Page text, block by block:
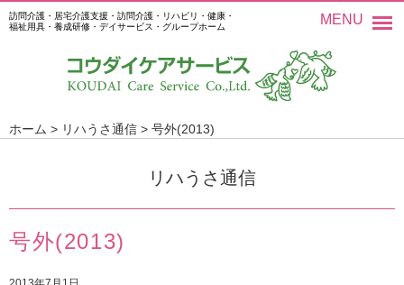
訪問介護・居宅介護支援・訪問介護・リハビリ・健康・
福祉用具・養成研修・デイサービス・グループホーム
MENU
ホーム > リハうさ通信 > 号外(2013)
リハうさ通信
号外(2013)